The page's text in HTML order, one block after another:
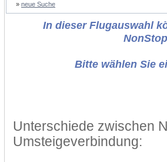
» neue Suche
In dieser Flugauswahl
Bitte wählen Sie
Unterschiede zwischen
Umsteigeverbindung: